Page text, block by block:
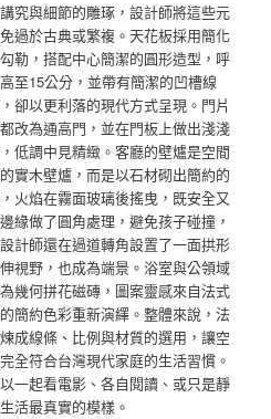
究與細節的雕琢，設計師將這些元
過於古典或繁複。天花板採用簡化
勒，搭配中心簡潔的圓形造型，呼
至15公分，並帶有簡潔的凹槽線
卻以更利落的現代方式呈現。門片
改為通高門，並在門板上做出淺淺
低調中見精緻。客廳的壁爐是空間
實木壁爐，而是以石材砌出簡約的
火焰在霧面玻璃後搖曳，既安全又
緣做了圓角處理，避免孩子碰撞，
計師還在過道轉角設置了一面拱形
視野，也成為端景。浴室與公領域
幾何拼花磁磚，圖案靈感來自法式
簡約色彩重新演繹。整體來說，法
成線條、比例與材質的選用，讓空
全符合台灣現代家庭的生活習慣。
一起看電影、各自閱讀、或只是靜
活最真實的模樣。